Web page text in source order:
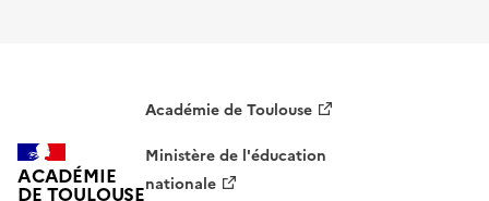
ACADÉMIE
DE TOULOUSE
Académie de Toulouse
Ministère de l'éducation
nationale